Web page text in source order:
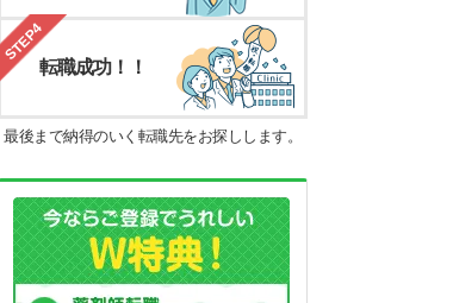
STEP4
転職成功！！
最後まで納得のいく転職先をお探しします。